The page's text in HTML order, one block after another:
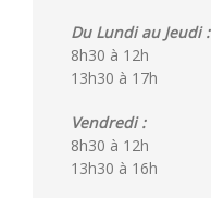
Du Lundi au Jeudi :
8h30 à 12h
13h30 à 17h
Vendredi :
8h30 à 12h
13h30 à 16h